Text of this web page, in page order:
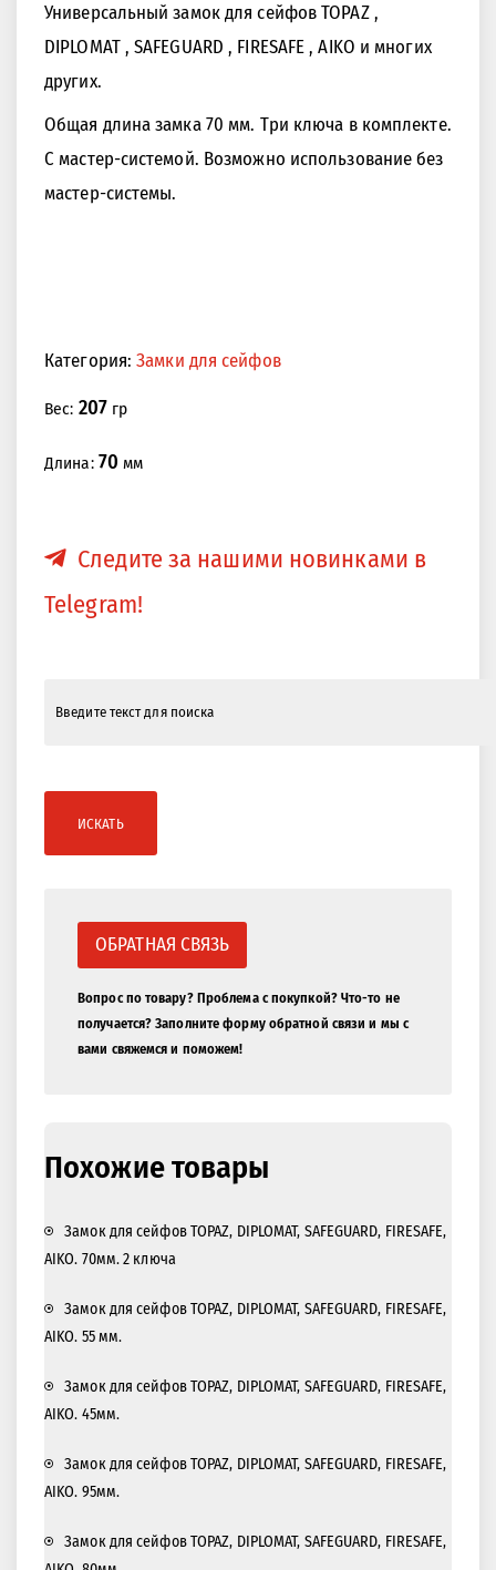
<< >>
Универсальный замок для сейфов TOPAZ ,
DIPLOMAT , SAFEGUARD , FIRESAFE , AIKO и многих
других.
Общая длина замка 70 мм. Три ключа в комплекте.
С мастер-системой. Возможно использование без
мастер-системы.
Категория:Замки для сейфов
Вес: 207гр
Длина: 70 мм
Следите за нашими новинками в
Telegram!
ИСКАТЬ
ОБРАТНАЯ СВЯЗЬ
Вопрос по товару? Проблема с покупкой? Что-то не
получается? Заполните форму обратной связи и мы с
вами свяжемся и поможем!
Похожие товары
Замок для сейфов TOPAZ, DIPLOMAT, SAFEGUARD, FIRESAFE,
AIKO. 70мм. 2 ключа
Замок для сейфов TOPAZ, DIPLOMAT, SAFEGUARD, FIRESAFE,
AIKO. 55 мм.
Замок для сейфов TOPAZ, DIPLOMAT, SAFEGUARD, FIRESAFE,
AIKO. 45мм.
Замок для сейфов TOPAZ, DIPLOMAT, SAFEGUARD, FIRESAFE,
AIKO. 95мм.
Замок для сейфов TOPAZ, DIPLOMAT, SAFEGUARD, FIRESAFE,